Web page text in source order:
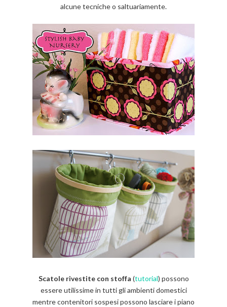
alcune tecniche o saltuariamente.
Scatole rivestite con stoffa (tutorial) possono
essere utilissime in tutti gli ambienti domestici
mentre contenitori sospesi possono lasciare i piano